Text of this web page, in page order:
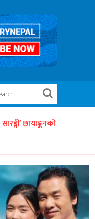
छायाङ्कनको